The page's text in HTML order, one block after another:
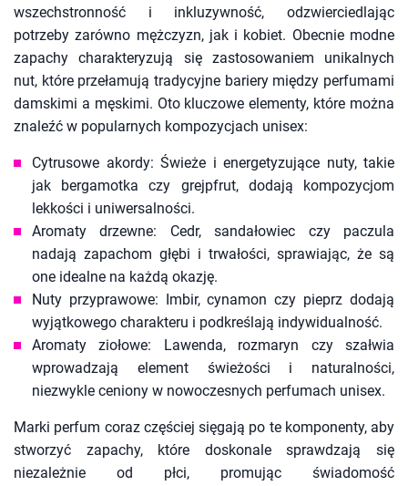
wszechstronność i inkluzywność, odzwierciedlając
potrzeby zarówno mężczyzn, jak i kobiet. Obecnie modne
zapachy charakteryzują się zastosowaniem unikalnych
nut, które przełamują tradycyjne bariery między perfumami
damskimi a męskimi. Oto kluczowe elementy, które można
znaleźć w popularnych kompozycjach unisex:
Cytrusowe akordy: Świeże i energetyzujące nuty, takie
jak bergamotka czy grejpfrut, dodają kompozycjom
lekkości i uniwersalności.
Aromaty drzewne: Cedr, sandałowiec czy paczula
nadają zapachom głębi i trwałości, sprawiając, że są
one idealne na każdą okazję.
Nuty przyprawowe: Imbir, cynamon czy pieprz dodają
wyjątkowego charakteru i podkreślają indywidualność.
Aromaty ziołowe: Lawenda, rozmaryn czy szałwia
wprowadzają element świeżości i naturalności,
niezwykle ceniony w nowoczesnych perfumach unisex.
Marki perfum coraz częściej sięgają po te komponenty, aby
stworzyć zapachy, które doskonale sprawdzają się
niezależnie od płci, promując świadomość